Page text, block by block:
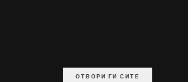
ОТВОРИ ГИ СИТЕ